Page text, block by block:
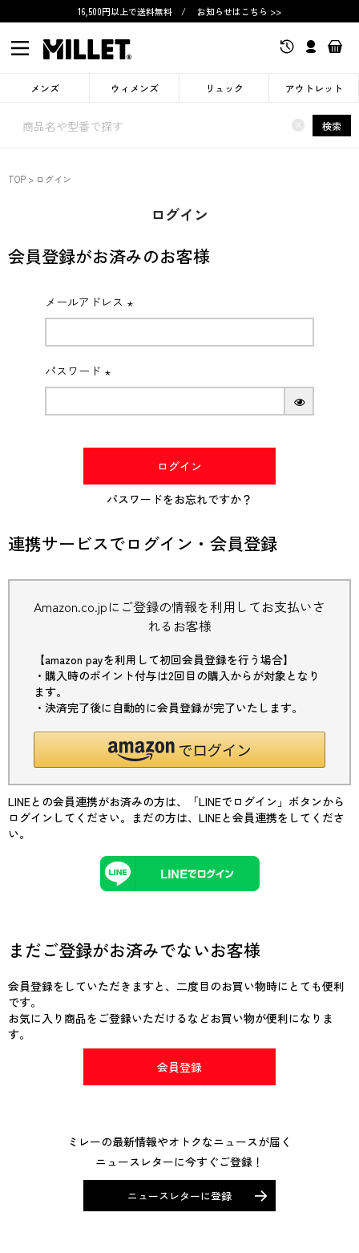
16,500円以上で送料無料 / お知らせはこちら >>
メンズ ウィメンズ リュック アウトレット
× 検索
TOP ログイン
ログイン
会員登録がお済みのお客様
メールアドレス
(必
パスワード
(必
ログイン
パスワードをお忘れですか？
連携サービスでログイン・会員登録
Amazon.co.jpにご登録の情報を利用してお支払いさ
れるお客様
【amazon payを利用して初回会員登録を行う場合】
・購入時のポイント付与は2回目の購入からが対象となり
ます。
・決済完了後に自動的に会員登録が完了いたします。
LINEとの会員連携がお済みの方は、「LINEでログイン」ボタンから
ログインしてください。まだの方は、 LINEと会員連携をしてくださ
い。
まだご登録がお済みでないお客様
会員登録をしていただきますと、二度目のお買い物時にとても便利
です。
お気に入り商品をご登録いただけるなどお買い物が便利になりま
す。
会員登録
ミレーの最新情報やオトクなニュースが届く
ニュースレターに今すぐご登録！
ニュースレターに登録